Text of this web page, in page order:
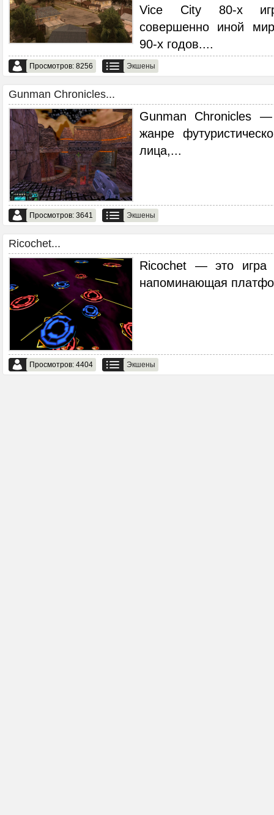
Vice City 80-x
совершенно иной
90-х годов....
Просмотров: 8256 Экшены
Gunman Chronicles...
Gunman Chronicles
жанре
лица,...
Просмотров: 3641 Экшены
Ricochet...
Ricochet — это игра
напоминающая
Просмотров: 4404 Экшены